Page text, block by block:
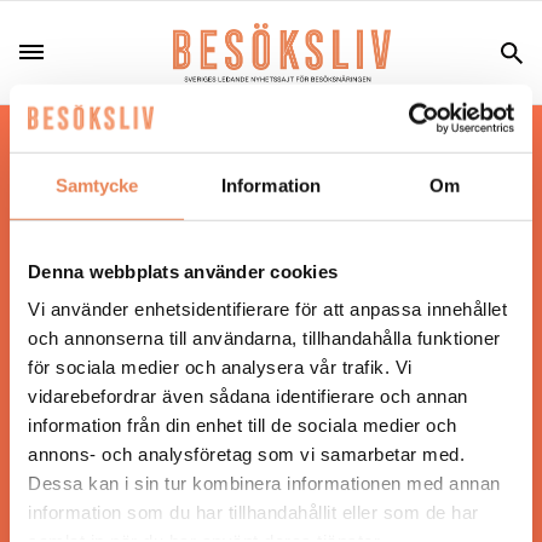
Samtycke Information Om
Denna webbplats använder cookies
Vi använder enhetsidentifierare för att anpassa innehållet
och annonserna till användarna, tillhandahålla funktioner
för sociala medier och analysera vår trafik. Vi
vidarebefordrar även sådana identifierare och annan
information från din enhet till de sociala medier och
annons- och analysföretag som vi samarbetar med.
Dessa kan i sin tur kombinera informationen med annan
information som du har tillhandahållit eller som de har
Hos oss läser du landets mest uppdaterade
nyheter och snackisar inom besöksnäringen.
Besöksliv i sin tryckta form är ett affärsmagasin
Tidningen ges ut avVisita
ANSVARIG UTGIVARE
Jonas Siljhammar
UPPHOVSRÄTT